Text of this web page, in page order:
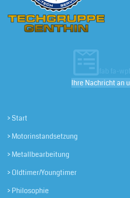
fab fa-
Ihre Nachricht an
> Start
> Motorinstandsetzung
> Metallbearbeitung
> Oldtimer/Youngtimer
> Philosophie